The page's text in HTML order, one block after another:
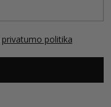
privatumo politika